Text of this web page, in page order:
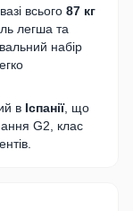
всього 87 кг
легша та
набір
в Іспанії, що
G2, клас